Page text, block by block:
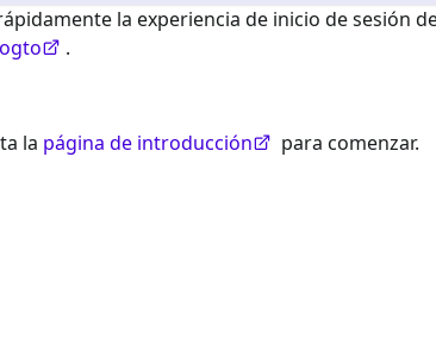
la experiencia de inicio de sesión
.
la página de introducción
para comenzar.